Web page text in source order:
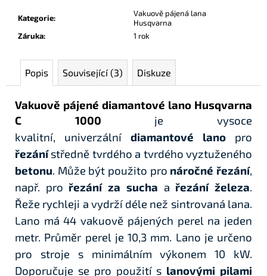
Kategorie:
Vakuově pájená lana
Husqvarna
Záruka: 1 rok
Popis Související (3) Diskuze
Vakuově pájené diamantové lano Husqvarna
C 1000 je vysoce
kvalitní, univerzální diamantové lano
pro
řezánístředně tvrdého a tvrdého vyztuženého
betonu. Může být použito pro náročné řezání,
např. pro řezání za sucha a řezání železa.
Řeže rychleji a vydrží déle než sintrovaná lana.
Lano má 44 vakuově pájených perel na jeden
metr. Průměr perel je 10,3 mm. Lano je určeno
pro stroje s minimálním výkonem 10 kW.
Doporučuje se pro použití s lanovými pilami